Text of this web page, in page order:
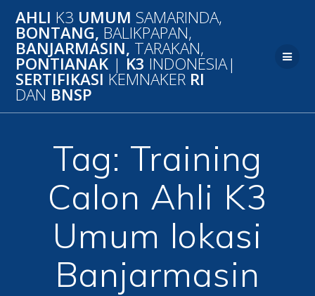
to
content
AHLI K3 UMUM SAMARINDA,
BONTANG, BALIKPAPAN,
BANJARMASIN, TARAKAN,
PONTIANAK | K3 INDONESIA|
SERTIFIKASI KEMNAKER RI
DAN BNSP
Tag: Training
Calon Ahli K3
Umum lokasi
Banjarmasin